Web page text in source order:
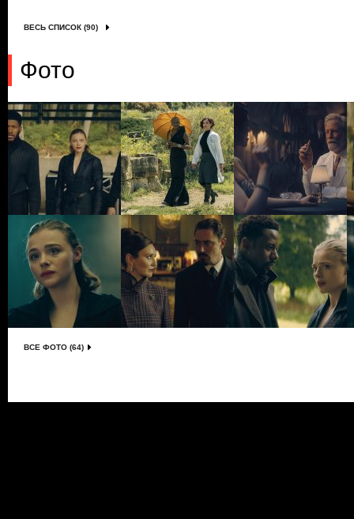
ВЕСЬ СПИСОК (90)
Фото
ВСЕ ФОТО (64)